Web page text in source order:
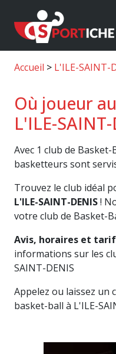
Accueil L'ILE-SAINT-
Où joueur
L'ILE-
Avec 1 club de
basketteurs sont
Trouvez le club idéal
L'ILE-SAINT-DENIS!
votre club de Basket-
Avis, horaires et
informations sur les
SAINT-DENIS
Appelez ou laissez un
basket-ball à L'ILE-